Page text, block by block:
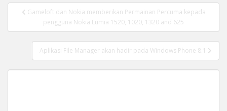
Post
navigation
Gameloft dan Nokia memberikan Permainan Percuma kepada
pengguna Nokia Lumia 1520, 1020, 1320 and 625
Aplikasi File Manager akan hadir pada Windows Phone 8.1